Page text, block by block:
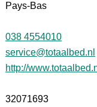
Pays-Bas
038 4554010
service@totaalbed.nl
http://
32071693